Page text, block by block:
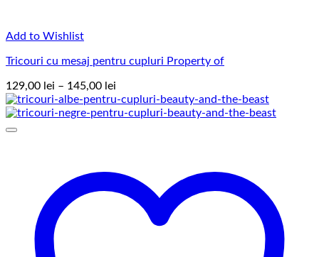
Add to Wishlist
Tricouri cu mesaj pentru cupluri Property of
129,00 lei – 145,00 lei
de
prețuri: